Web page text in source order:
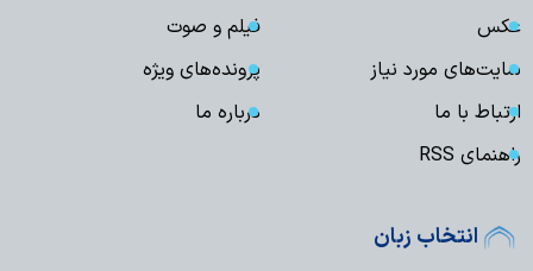
عکس
فیلم و صوت
سایت‌های مورد نیاز
پرونده‌های ویژه
ارتباط با ما
درباره ما
راهنمای RSS
انتخاب زبان